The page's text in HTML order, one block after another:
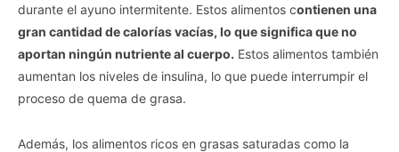
durante el ayuno intermitente. Estos alimentos contienen una
gran cantidad de calorías vacías, lo que significa que no
aportan ningún nutriente al cuerpo. Estos alimentos también
aumentan los niveles de insulina, lo que puede interrumpir el
proceso de quema de grasa.
Además, los alimentos ricos en grasas saturadas como la